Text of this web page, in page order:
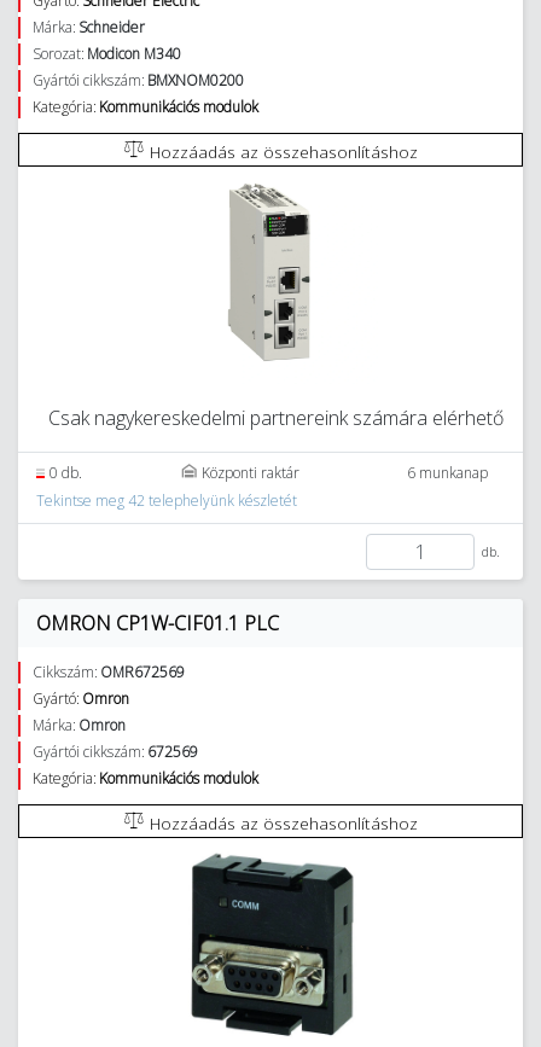
Márka: Schneider
Sorozat: Modicon M340
Gyártói cikkszám: BMXNOM0200
Kategória: Kommunikációs modulok
Hozzáadás az összehasonlításhoz
Csak nagykereskedelmi partnereink számára elérhető
0 db. Központi raktár
6 munkanap
Tekintse meg 42 telephelyünk készletét
db.
OMRON CP1W-CIF01.1 PLC
Cikkszám: OMR672569
Gyártó: Omron
Márka: Omron
Gyártói cikkszám: 672569
Kategória: Kommunikációs modulok
Hozzáadás az összehasonlításhoz